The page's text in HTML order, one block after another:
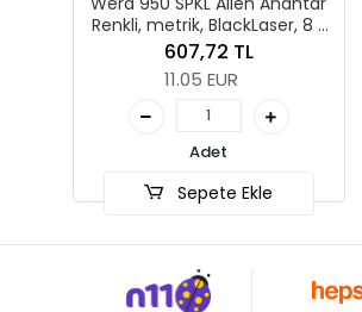
8 x
Renkli, metrik,
Sepete Ekle